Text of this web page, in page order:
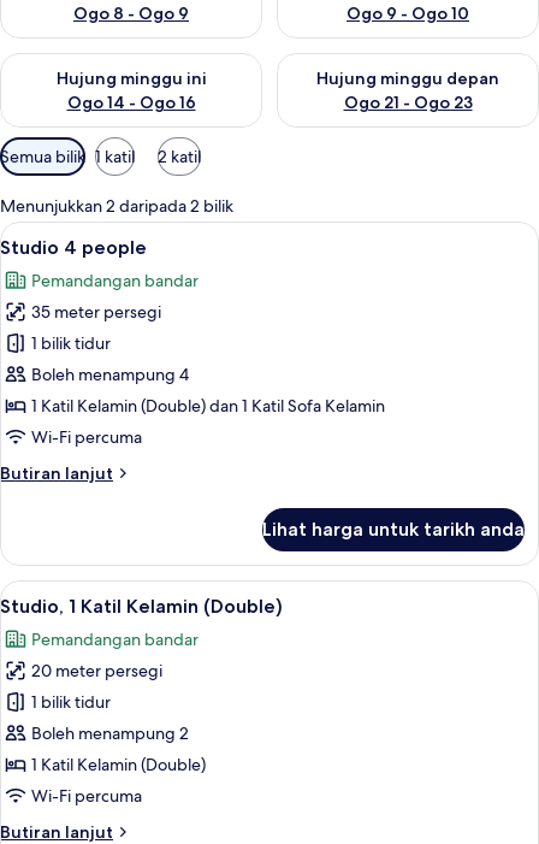
Ogo 8 - Ogo 9
Ogo 9 - Ogo 10
Hujung minggu ini
Ogo 14 - Ogo 16
Semak ketersediaan untuk hujung minggu ini Ogo 14 - Ogo 16
Hujung minggu depan
Ogo 21 - Ogo 23
Semak ketersediaan untuk
Penapis
yang
tersedia
untuk
bilik
Semua bilik 1 katil 2 katil
Menunjukkan 2 daripada 2 bilik
Lihat
semua
foto
untuk
Studio
4
people
Studio 4 people | Peralatan tempat
11
Studio 4 people
Pemandangan bandar
35 meter persegi
1 bilik tidur
Boleh menampung 4
1 Katil Kelamin (Double) dan 1 Katil Sofa Kelamin
Wi-Fi percuma
Butiran lanjut
Butiran
4
people
Lihat harga untuk tarikh anda
Lihat
semua
foto
untuk
Studio,
1
Katil
Kelamin
(Double)
Studio, 1 Katil Kelamin (Double) |
10
Studio, 1 Katil Kelamin (Double)
Pemandangan bandar
20 meter persegi
1 bilik tidur
Boleh menampung 2
1 Katil Kelamin (Double)
Wi-Fi percuma
Butiran lanjut
Butiran